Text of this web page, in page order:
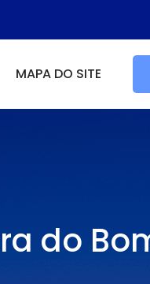
MAPA DO SITE
do